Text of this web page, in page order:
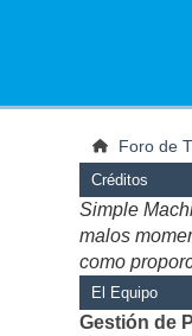
Foro de
Créditos
Simple
malos
como
El Equipo
Gestión de